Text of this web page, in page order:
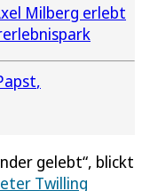
Milberg erlebt
gelebt“, blickt
Twilling